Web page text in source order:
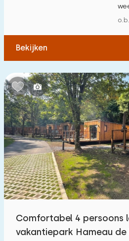
1 2
Tot openbaar vervoer(max.
0,2 0,5 1 2
Accommodatie
Niet op vakantiepark
Op vakantiepark
Vrijstaande woning
Vakantieboerderij
Bekijken
Comfortabel 4 persoons
vakantiepark Hameau de